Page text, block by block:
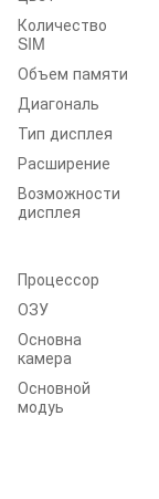
Количество
SIM
Объем памяти
Диагональ
Тип дисплея
Расширение
Возможности
дисплея
Процессор
ОЗУ
Основна
камера
Основной
модуь